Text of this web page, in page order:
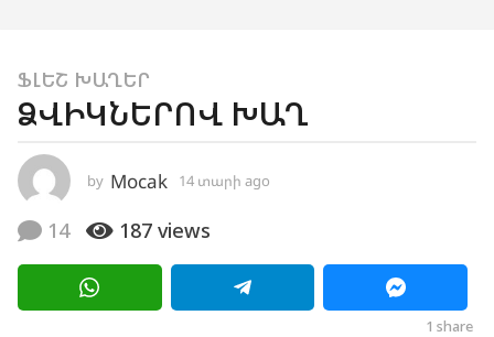
1
4
ա
ր
ի
a
o
ՖԼԵՇ ԽԱՂԵՐ
ՁՎԻԿՆԵՐՈՎ ԽԱՂ
by Mocak 14 տարի ago
ի
g
14 187 views
1 share